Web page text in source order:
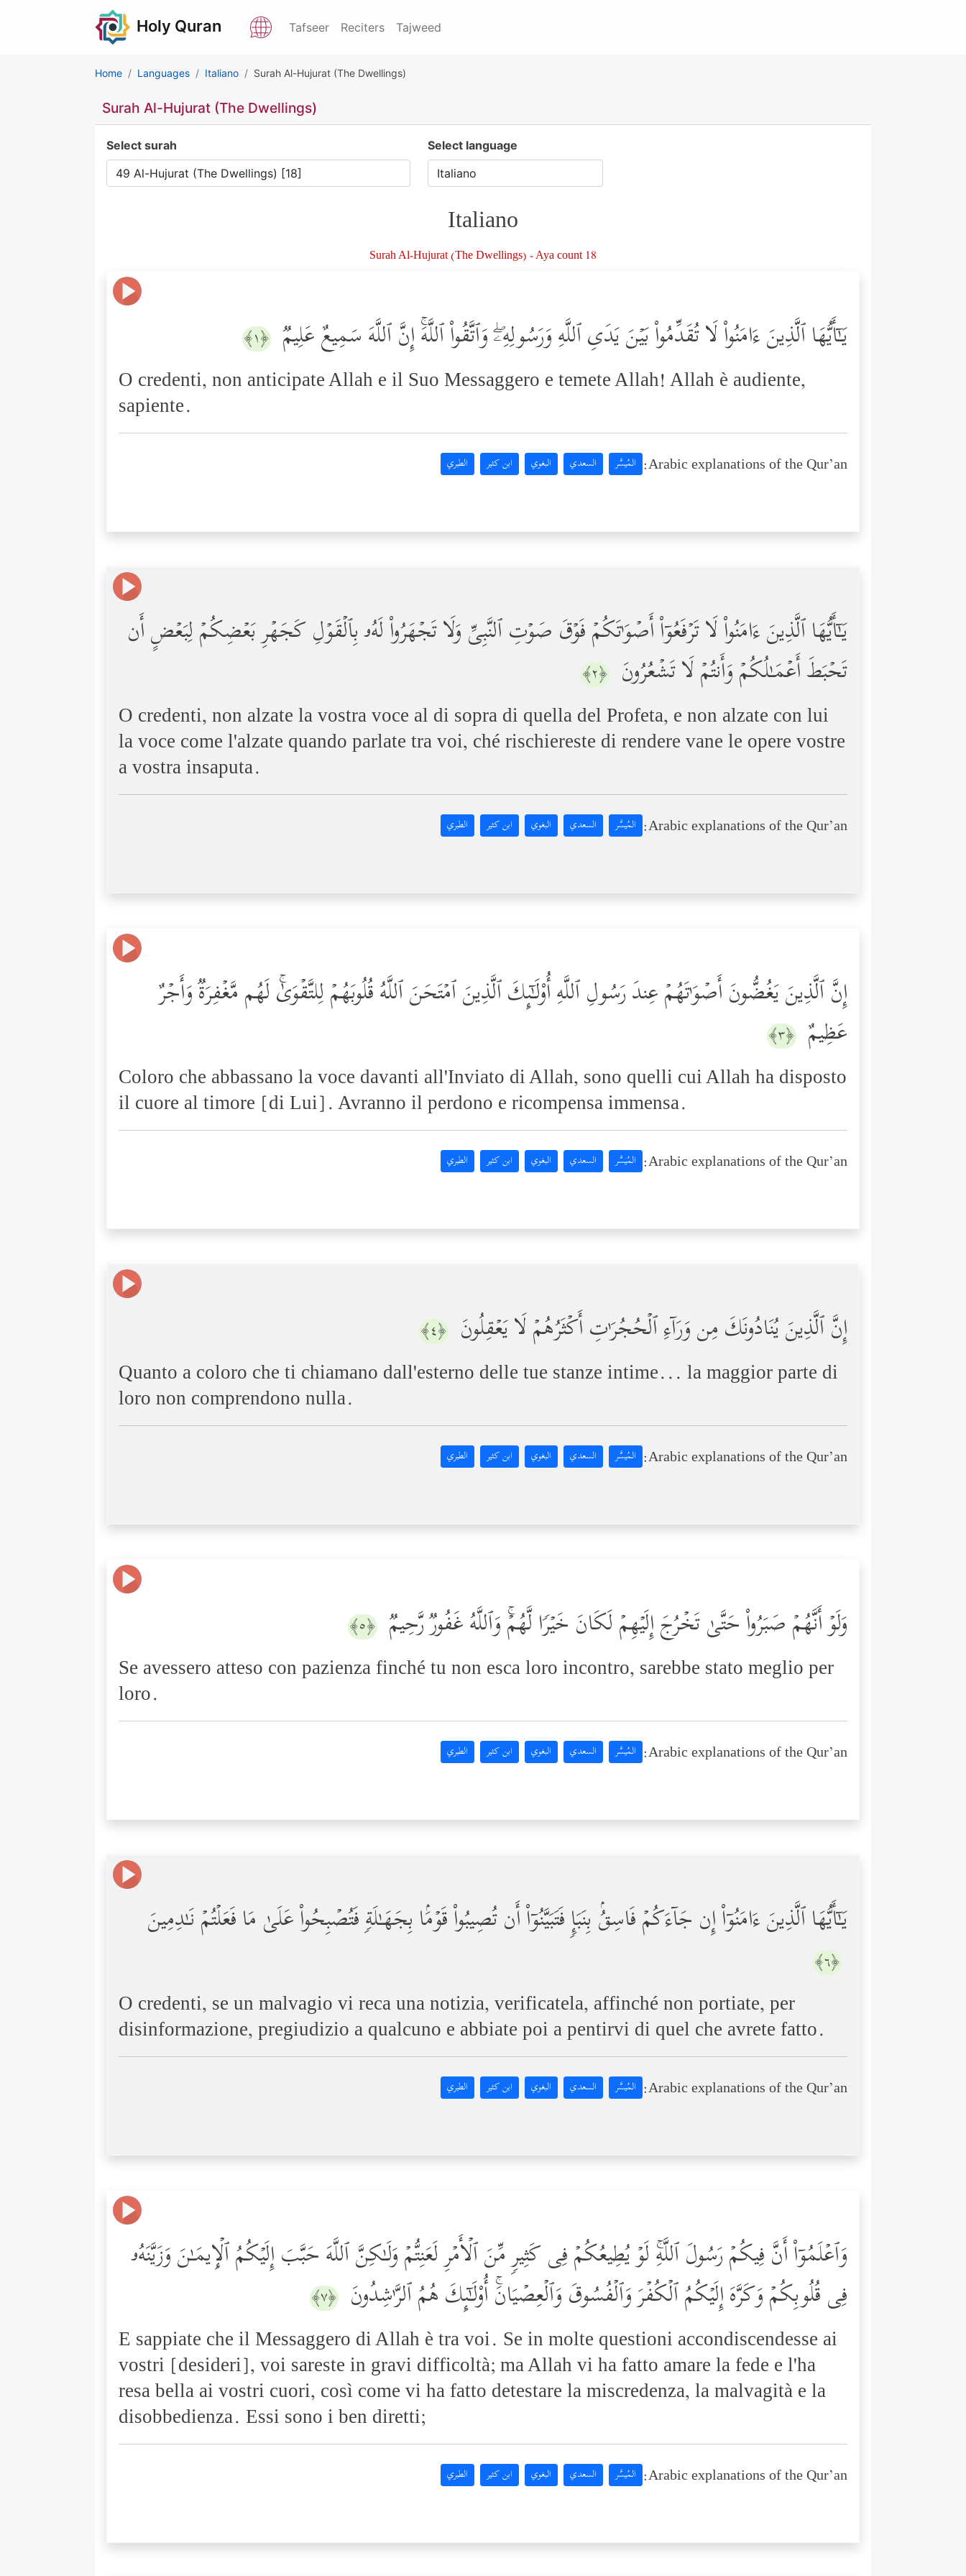
Holy Quran Tafseer Reciters Tajweed
Home Languages Italiano Surah Al-Hujurat (The Dwellings)
Surah Al-Hujurat (The Dwellings)
Select surah Select language
Italiano
Surah Al-Hujurat (The Dwellings) - Aya count 18
یَـٰۤأَیُّهَا ٱلَّذِینَ ءَامَنُواْ لَا تُقَدِّمُواْ بَیۡنَ یَدَیِ ٱللَّهِ وَرَسُولِهِۦۖ وَٱتَّقُواْ ٱللَّهَۚ إِنَّ ٱللَّهَ سَمِیعٌ عَلِیمࣱ ﴿١﴾
O credenti, non anticipate Allah e il Suo Messaggero e temete Allah! Allah è audiente,
sapiente.
Arabic explanations of the Qur’an: المُيسَّر السعدي البغوي ابن كثير الطبري
یَـٰۤأَیُّهَا ٱلَّذِینَ ءَامَنُواْ لَا تَرۡفَعُوۤاْ أَصۡوَ ٰ⁠تَكُمۡ فَوۡقَ صَوۡتِ ٱلنَّبِیِّ وَلَا تَجۡهَرُواْ لَهُۥ بِٱلۡقَوۡلِ كَجَهۡرِ بَعۡضِكُمۡ لِبَعۡضٍ أَن
تَحۡبَطَ أَعۡمَـٰلُكُمۡ وَأَنتُمۡ لَا تَشۡعُرُونَ ﴿٢﴾
O credenti, non alzate la vostra voce al di sopra di quella del Profeta, e non alzate con lui
la voce come l'alzate quando parlate tra voi, ché rischiereste di rendere vane le opere vostre
a vostra insaputa.
Arabic explanations of the Qur’an: المُيسَّر السعدي البغوي ابن كثير الطبري
إِنَّ ٱلَّذِینَ یَغُضُّونَ أَصۡوَ ٰ⁠تَهُمۡ عِندَ رَسُولِ ٱللَّهِ أُوْلَـٰۤىِٕكَ ٱلَّذِینَ ٱمۡتَحَنَ ٱللَّهُ قُلُوبَهُمۡ لِلتَّقۡوَىٰۚ لَهُم مَّغۡفِرَةࣱ وَأَجۡرٌ
عَظِیمٌ ﴿٣﴾
Coloro che abbassano la voce davanti all'Inviato di Allah, sono quelli cui Allah ha disposto
il cuore al timore [di Lui]. Avranno il perdono e ricompensa immensa.
Arabic explanations of the Qur’an: المُيسَّر السعدي البغوي ابن كثير الطبري
إِنَّ ٱلَّذِینَ یُنَادُونَكَ مِن وَرَاۤءِ ٱلۡحُجُرَ ٰ⁠تِ أَكۡثَرُهُمۡ لَا یَعۡقِلُونَ ﴿٤﴾
Quanto a coloro che ti chiamano dall'esterno delle tue stanze intime... la maggior parte di
loro non comprendono nulla.
Arabic explanations of the Qur’an: المُيسَّر السعدي البغوي ابن كثير الطبري
وَلَوۡ أَنَّهُمۡ صَبَرُواْ حَتَّىٰ تَخۡرُجَ إِلَیۡهِمۡ لَكَانَ خَیۡرࣰا لَّهُمۡۚ وَٱللَّهُ غَفُورࣱ رَّحِیمࣱ ﴿٥﴾
Se avessero atteso con pazienza finché tu non esca loro incontro, sarebbe stato meglio per
loro.
Arabic explanations of the Qur’an: المُيسَّر السعدي البغوي ابن كثير الطبري
یَـٰۤأَیُّهَا ٱلَّذِینَ ءَامَنُوۤاْ إِن جَاۤءَكُمۡ فَاسِقُۢ بِنَبَإࣲ فَتَبَیَّنُوۤاْ أَن تُصِیبُواْ قَوۡمَۢا بِجَهَـٰلَةࣲ فَتُصۡبِحُواْ عَلَىٰ مَا فَعَلۡتُمۡ نَـٰدِمِینَ
﴿٦﴾
O credenti, se un malvagio vi reca una notizia, verificatela, affinché non portiate, per
disinformazione, pregiudizio a qualcuno e abbiate poi a pentirvi di quel che avrete fatto.
Arabic explanations of the Qur’an: المُيسَّر السعدي البغوي ابن كثير الطبري
وَٱعۡلَمُوۤاْ أَنَّ فِیكُمۡ رَسُولَ ٱللَّهِۚ لَوۡ یُطِیعُكُمۡ فِی كَثِیرࣲ مِّنَ ٱلۡأَمۡرِ لَعَنِتُّمۡ وَلَـٰكِنَّ ٱللَّهَ حَبَّبَ إِلَیۡكُمُ ٱلۡإِیمَـٰنَ وَزَیَّنَهُۥ
فِی قُلُوبِكُمۡ وَكَرَّهَ إِلَیۡكُمُ ٱلۡكُفۡرَ وَٱلۡفُسُوقَ وَٱلۡعِصۡیَانَۚ أُوْلَـٰۤىِٕكَ هُمُ ٱلرَّ ٰ⁠شِدُونَ ﴿٧﴾
E sappiate che il Messaggero di Allah è tra voi. Se in molte questioni accondiscendesse ai
vostri [desideri], voi sareste in gravi difficoltà; ma Allah vi ha fatto amare la fede e l'ha
resa bella ai vostri cuori, così come vi ha fatto detestare la miscredenza, la malvagità e la
disobbedienza. Essi sono i ben diretti;
Arabic explanations of the Qur’an: المُيسَّر السعدي البغوي ابن كثير الطبري